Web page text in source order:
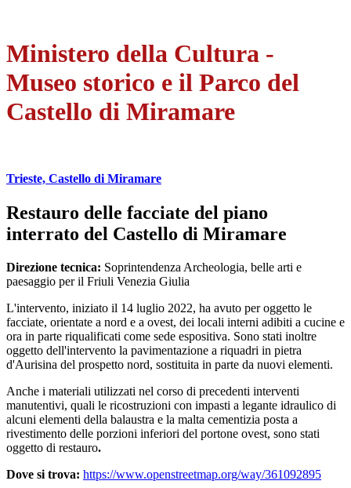
Ministero della Cultura -
Museo storico e il Parco del
Castello di Miramare
Trieste, Castello di Miramare
Restauro delle facciate del piano
interrato del Castello di Miramare
Direzione tecnica: Soprintendenza Archeologia, belle arti e
paesaggio per il Friuli Venezia Giulia
L'intervento, iniziato il 14 luglio 2022, ha avuto per oggetto le
facciate, orientate a nord e a ovest, dei locali interni adibiti a cucine e
ora in parte riqualificati come sede espositiva. Sono stati inoltre
oggetto dell'intervento la pavimentazione a riquadri in pietra
d'Aurisina del prospetto nord, sostituita in parte da nuovi elementi.
Anche i materiali utilizzati nel corso di precedenti interventi
manutentivi, quali le ricostruzioni con impasti a legante idraulico di
alcuni elementi della balaustra e la malta cementizia posta a
rivestimento delle porzioni inferiori del portone ovest, sono stati
oggetto di restauro.
Dove si trova: https://www.openstreetmap.org/way/361092895